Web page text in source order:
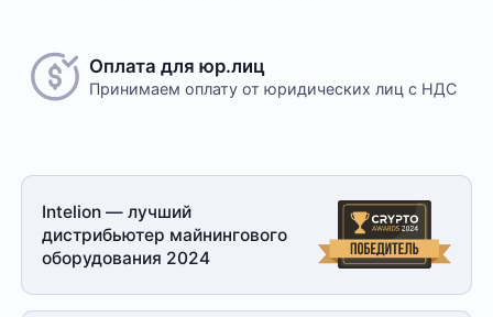
Оплата для юр.лиц
Принимаем оплату от юридических лиц с НДС
Intelion — лучший
дистрибьютер майнингового
оборудования 2024